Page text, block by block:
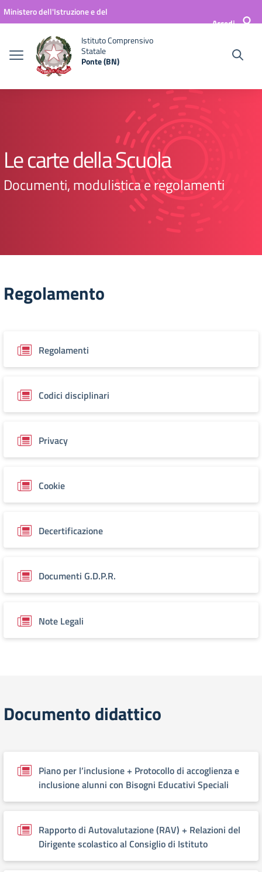
Vai ai contenuti
Vai al menu di navigazione
Vai al footer
Ministero dell'Istruzione e del
Accedi
Istituto Comprensivo
Statale
Ponte (BN)
Le carte della Scuola
Documenti, modulistica e regolamenti
Regolamento
Regolamenti
Codici disciplinari
Privacy
Cookie
Decertificazione
Documenti G.D.P.R.
Note Legali
Documento didattico
Piano per l’inclusione + Protocollo di accoglienza e
inclusione alunni con Bisogni Educativi Speciali
Rapporto di Autovalutazione (RAV) + Relazioni del
Dirigente scolastico al Consiglio di Istituto